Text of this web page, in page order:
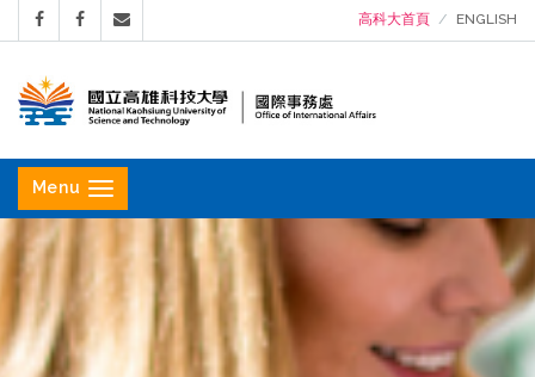
高科大首頁 ENGLISH
立
高
雄
科
技
大
Menu